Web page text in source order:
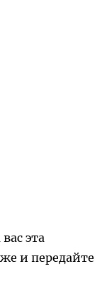
эта
и передайте